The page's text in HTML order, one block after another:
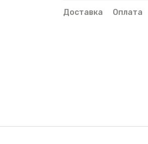
Доставка Оплата